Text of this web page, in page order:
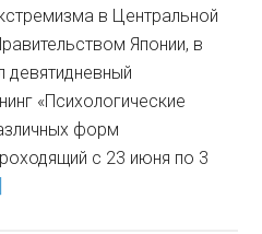
в Центральной
Японии, в
девятидневный
«Психологические
форм
с 23 июня по 3